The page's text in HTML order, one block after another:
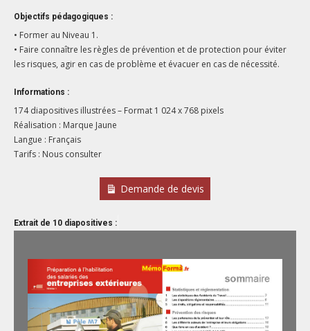
Objectifs pédagogiques :
• Former au Niveau 1.
• Faire connaître les règles de prévention et de ­protection pour éviter
les risques, agir en cas de problème et évacuer en cas de ­nécessité.
Informations :
174 diapositives illustrées – Format 1 024 x 768 pixels
Réalisation : Marque Jaune
Langue : Français
Tarifs : Nous consulter
Demande de devis
Extrait de 10 diapositives :